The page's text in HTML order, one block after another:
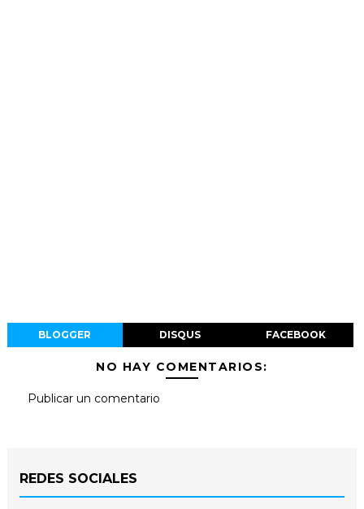
BLOGGER DISQUS FACEBOOK
NO HAY COMENTARIOS:
Publicar un comentario
REDES SOCIALES